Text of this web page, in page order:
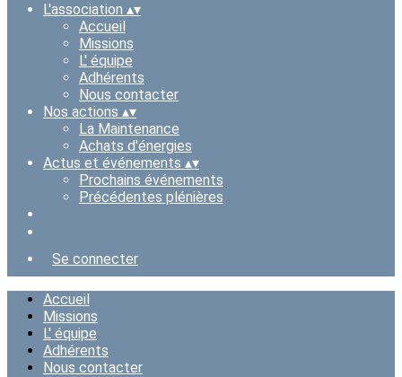
L'association ▴▾
Accueil
Missions
L' équipe
Adhérents
Nous contacter
Nos actions ▴▾
La Maintenance
Achats d'énergies
Actus et événements ▴▾
Prochains événements
Précédentes plénières
Se connecter
Accueil
Missions
L' équipe
Adhérents
Nous contacter